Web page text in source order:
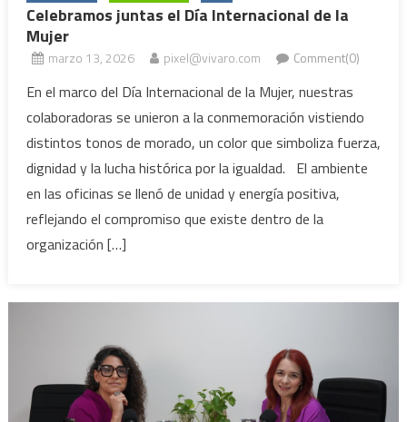
Celebramos juntas el Día Internacional de la
Mujer
marzo 13, 2026 pixel@vivaro.com Comment(0)
En el marco del Día Internacional de la Mujer, nuestras
colaboradoras se unieron a la conmemoración vistiendo
distintos tonos de morado, un color que simboliza fuerza,
dignidad y la lucha histórica por la igualdad. El ambiente
en las oficinas se llenó de unidad y energía positiva,
reflejando el compromiso que existe dentro de la
organización […]